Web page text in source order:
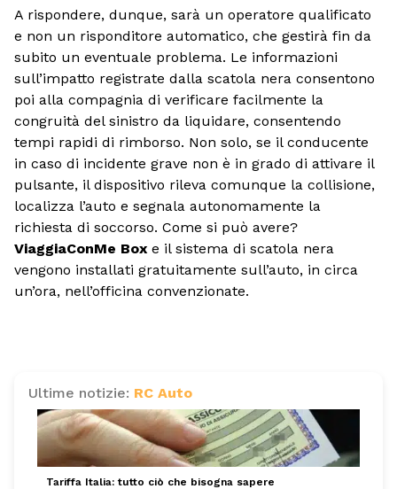
A rispondere, dunque, sarà un operatore qualificato
e non un risponditore automatico, che gestirà fin da
subito un eventuale problema. Le informazioni
sull’impatto registrate dalla scatola nera consentono
poi alla compagnia di verificare facilmente la
congruità del sinistro da liquidare, consentendo
tempi rapidi di rimborso. Non solo, se il conducente
in caso di incidente grave non è in grado di attivare il
pulsante, il dispositivo rileva comunque la collisione,
localizza l’auto e segnala autonomamente la
richiesta di soccorso. Come si può avere?
ViaggiaConMe Box e il sistema di scatola nera
vengono installati gratuitamente sull’auto, in circa
un’ora, nell’officina convenzionate.
Ultime notizie: RC Auto
Tariffa Italia: tutto ciò che bisogna sapere